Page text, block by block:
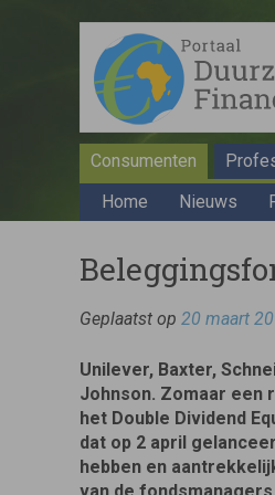
Consumenten
Home
Nieuws
Geplaatst op 20 maart
Unilever, Baxter,
Johnson. Zomaar een
het Double Dividend
dat op 2 april
hebben en